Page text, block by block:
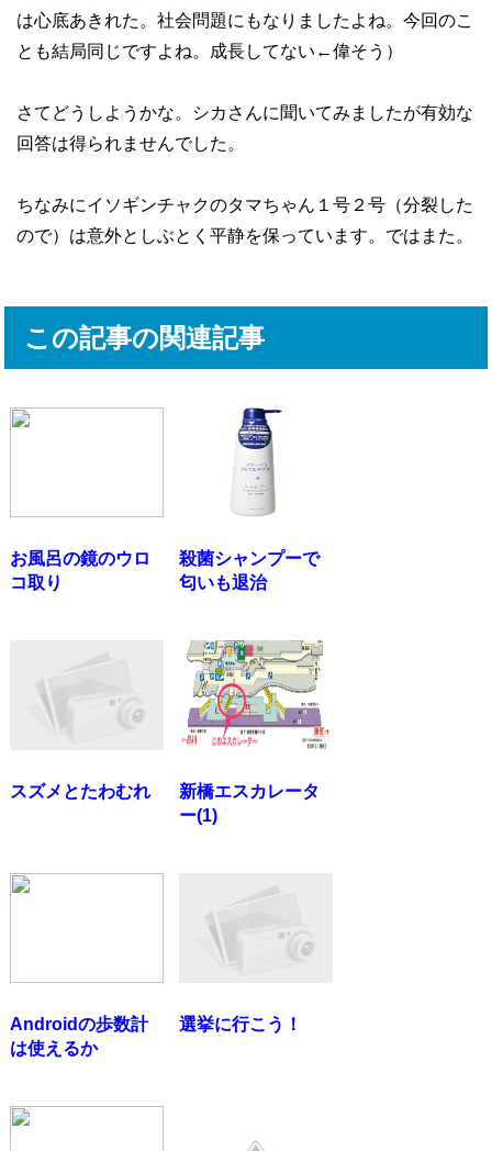
は心底あきれた。社会問題にもなりましたよね。今回のこ
とも結局同じですよね。成長してない←偉そう）
さてどうしようかな。シカさんに聞いてみましたが有効な
回答は得られませんでした。
ちなみにイソギンチャクのタマちゃん１号２号（分裂した
ので）は意外としぶとく平静を保っています。ではまた。
この記事の関連記事
お風呂の鏡のウロ
コ取り
殺菌シャンプーで
匂いも退治
スズメとたわむれ
新橋エスカレータ
ー(1)
Androidの歩数計
は使えるか
選挙に行こう！